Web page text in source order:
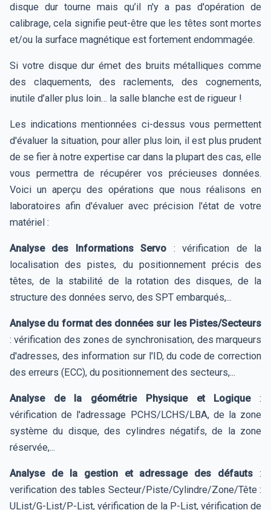
disque dur tourne mais qu’il n'y a pas d'opération de
calibrage, cela signifie peut-être que les têtes sont mortes
et/ou la surface magnétique est fortement endommagée.
Si votre disque dur émet des bruits métalliques comme
des claquements, des raclements, des cognements,
inutile d’aller plus loin… la salle blanche est de rigueur !
Les indications mentionnées ci-dessus vous permettent
d'évaluer la situation, pour aller plus loin, il est plus prudent
de se fier à notre expertise car dans la plupart des cas, elle
vous permettra de récupérer vos précieuses données.
Voici un aperçu des opérations que nous réalisons en
laboratoires afin d'évaluer avec précision l'état de votre
matériel :
Analyse des Informations Servo : vérification de la
localisation des pistes, du positionnement précis des
têtes, de la stabilité de la rotation des disques, de la
structure des données servo, des SPT embarqués,...
Analyse du format des données sur les Pistes/Secteurs
: vérification des zones de synchronisation, des marqueurs
d'adresses, des information sur l'ID, du code de correction
des erreurs (ECC), du positionnement des secteurs,...
Analyse de la géométrie Physique et Logique:
vérification de l'adressage PCHS/LCHS/LBA, de la zone
système du disque, des cylindres négatifs, de la zone
réservée,...
Analyse de la gestion et adressage des défauts :
verification des tables Secteur/Piste/Cylindre/Zone/Tête :
UList/G-List/P-List, vérification de la P-List, vérification de